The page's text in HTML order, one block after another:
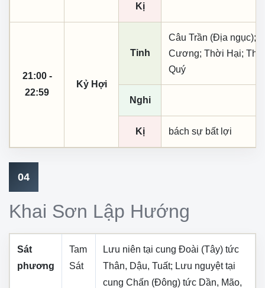
Kị
21:00 -
22:59
Kỷ Hợi
Tinh
Câu Trần (Địa ngục);
Cương; Thời Hại;
Quý
Nghi
Kị bách sự bất lợi
04
Khai Sơn Lập Hướng
Sát
phương
Tam
Sát
Lưu niên tại cung Đoài (Tây) tức
Thân, Dậu, Tuất; Lưu nguyệt tại
cung Chấn (Đông) tức Dần, Mão,